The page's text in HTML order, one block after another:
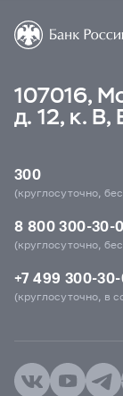
107016,
д. 12, к. В,
300
(круглосуточно,
8 800 300-30-
(круглосуточно,
+7 499 300-
(круглосуточно, в